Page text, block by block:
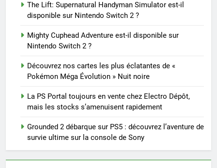
The Lift: Supernatural Handyman Simulator est-il
disponible sur Nintendo Switch 2 ?
Mighty Cuphead Adventure est-il disponible sur
Nintendo Switch 2 ?
Découvrez nos cartes les plus éclatantes de «
Pokémon Méga Évolution » Nuit noire
La PS Portal toujours en vente chez Electro Dépôt,
mais les stocks s’amenuisent rapidement
Grounded 2 débarque sur PS5 : découvrez l’aventure de
survie ultime sur la console de Sony